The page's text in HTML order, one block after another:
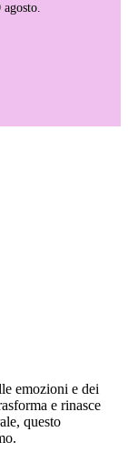
emozioni e dei
e rinasce
questo